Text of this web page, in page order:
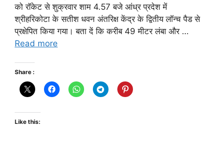
को रॉकेट से शुक्रवार शाम 4.57 बजे आंध्र प्रदेश में
श्रीहरिकोटा के सतीश धवन अंतरिक्ष केंद्र के द्वितीय लॉन्च पैड से
प्रक्षेपित किया गया। बता दें कि करीब 49 मीटर लंबा और …
Read more
Share :
Like this: